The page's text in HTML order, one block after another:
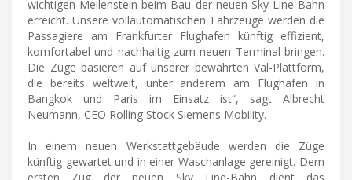
wichtigen Meilenstein beim Bau der neuen Sky Line-Bahn
erreicht. Unsere vollautomatischen Fahrzeuge werden die
Passagiere am Frankfurter Flughafen künftig effizient,
komfortabel und nachhaltig zum neuen Terminal bringen.
Die Züge basieren auf unserer bewährten Val-Plattform,
die bereits weltweit, unter anderem am Flughafen in
Bangkok und Paris im Einsatz ist“, sagt Albrecht
Neumann, CEO Rolling Stock Siemens Mobility.
In einem neuen Werkstattgebäude werden die Züge
künftig gewartet und in einer Waschanlage gereinigt. Dem
ersten Zug der neuen Sky Line-Bahn dient das